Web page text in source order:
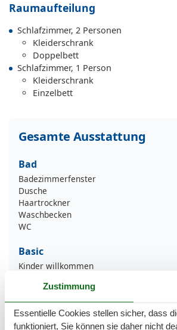
Raumaufteilung
Schlafzimmer, 2 Personen
Kleiderschrank
Doppelbett
Schlafzimmer, 1 Person
Kleiderschrank
Einzelbett
Gesamte Ausstattung
Bad
Badezimmerfenster
Dusche
Haartrockner
Waschbecken
WC
Basic
Kinder willkommen
Quadratmeter
Zimmer
Draußen
Zustimmung
Essentielle Cookies stellen sicher, dass
funktioniert, Sie können sie daher nicht